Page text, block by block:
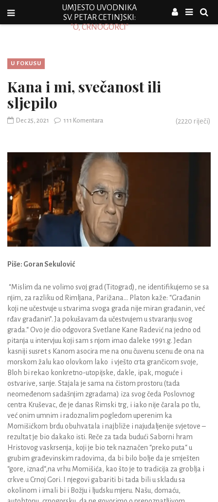
UMJESTO UVODNIKA
SV. PETAR CETINJSKI:
"O, CRNOGORCI"
U FOKUSU
Kana i mi, svečanost ili
sljepilo
Dec 25, 2021 111 Komentara (2220 riječi)
Piše: Goran Sekulović
“Mislim da ne volimo svoj grad (Titograd), ne identifikujemo se sa
njim, za razliku od Rimljana, Parižana… Platon kaže: ­“Građanin
koji ne učestvuje u stvarima svoga grada nije miran građanin, već
rđav građanin”. Ja pokušavam da učestvujem u stvaranju svog
grada.­“ Ovo je dio odgovora Svetlane Kane Radević na jedno od
pitanja u intervjuu koji sam s njom imao daleke 1991.g. Jedan
kasniji susret s Kanom asocira me na onu čuvenu scenu đe ona na
morskom žalu kao olovkom lako i vješto crta grančicom svoje,
Bloh bi rekao konkretno-utopijske, dakle, ipak, moguće i
ostvarive, sanje. Stajala je sama na čistom prostoru (tada
neomeđenom sadašnjim zgradama) iza svog čeda Poslovnog
centra Kruševac, đe je danas Rimski trg, i iako nije čarala po tlu,
već onim umnim i radoznalim pogledom uperenim ka
Momišićkom brdu obuhvatala i najbliže i najudaljenije svjetove –
rezultat je bio dakako isti. Reče za tada budući Saborni hram
Hristovog vaskrsenja, koji je bio tek naznačen “preko puta“ u
grubim građevinskim radovima, da bi bilo bolje da je smješten
“gore, iznad“,na vrhu Momišića, kao što je to tradicija za groblja i
crkve u Crnoj Gori. I njegovi gabariti bi tada bili u skladu sa
okolinom i imali bi i Božju i ljudsku mjeru. Našu, domaću,